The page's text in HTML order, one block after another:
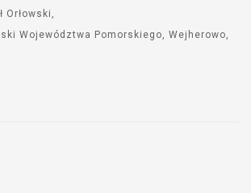
Orłowski
Województwa Pomorskiego
Wejherowo